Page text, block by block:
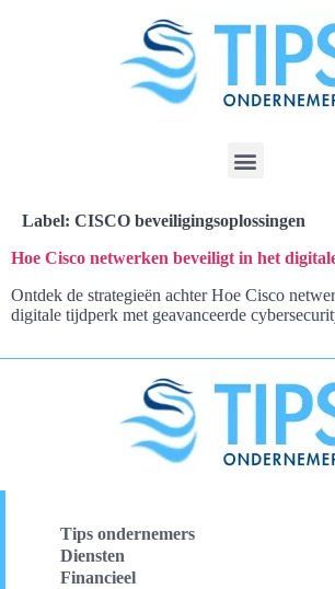
Label: CISCO beveiligingsoplossingen
Hoe Cisco netwerken beveiligt in het
Ontdek de strategieën achter Hoe Cisco
digitale tijdperk met geavanceerde
Tips ondernemers
Diensten
Financieel